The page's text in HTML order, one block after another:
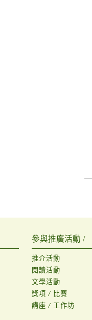
參與推廣活動 /
推介活動
閱讀活動
文學活動
獎項 / 比賽
講座 / 工作坊